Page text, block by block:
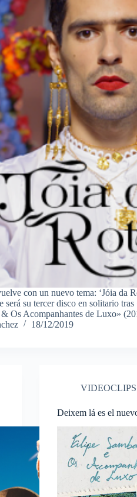
con un nuevo tema: ‘Jóia da
será su tercer disco en solitario
& Os Acompanhantes de Luxo»
18/12/2019
VIDEOCLIPS
Deixem lá es el